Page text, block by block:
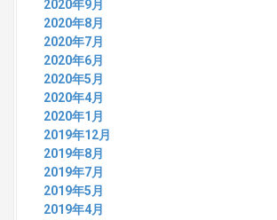
2020年9月
2020年8月
2020年7月
2020年6月
2020年5月
2020年4月
2020年1月
2019年12月
2019年8月
2019年7月
2019年5月
2019年4月